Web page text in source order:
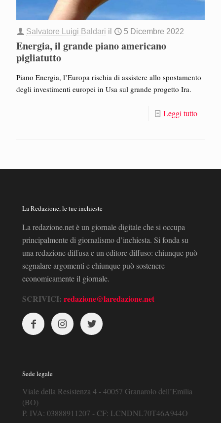
Salvatore Luigi Baldari il 5 Dicembre 2022
Energia, il grande piano americano
pigliatutto
Piano Energia, l’Europa rischia di assistere allo spostamento
degli investimenti europei in Usa sul grande progetto Ira.
Leggi tutto
La Redazione, le tue inchieste
La redazione.net è un giornale digitale che si occupa
principalmente di giornalismo d’inchiesta. Si fonda su
una redazione diffusa e un editore diffuso: chiunque può
segnalare argomenti e chiunque può sostenere
economicamente il giornale.
SCRIVICI: redazione@laredazione.net
Sede legale
Viale della Resistenza 4 - 40057 Granarolo dell’Emilia
(BO)
P. IVA: 03888911207 - CF: LCNDNL70T46A944O